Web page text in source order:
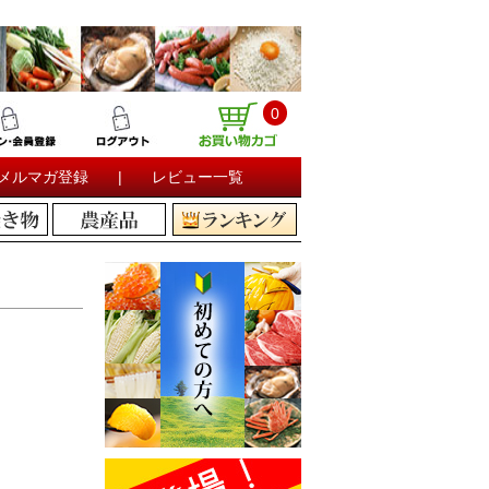
0
ルマガ登録 | レビュー一覧